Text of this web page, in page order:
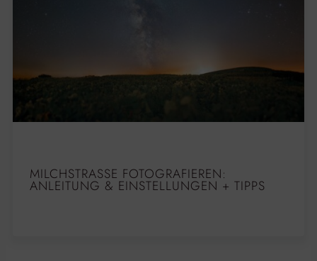
MILCHSTRASSE FOTOGRAFIEREN: A
NLEITUNG & EINSTELLUNGEN + TIPPS